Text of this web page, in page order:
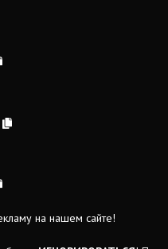
на нашем сайте!